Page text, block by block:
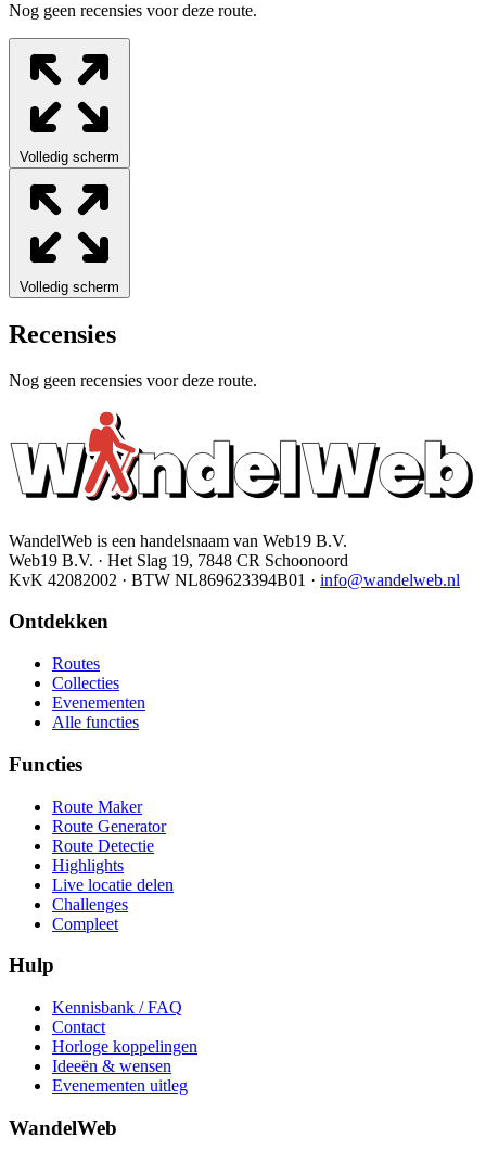
Nog geen recensies voor deze route.
Volledig scherm
Volledig scherm
Recensies
Nog geen recensies voor deze route.
WandelWeb is een handelsnaam van Web19 B.V.
Web19 B.V. · Het Slag 19, 7848 CR Schoonoord
KvK 42082002 · BTW NL869623394B01 · info@wandelweb.nl
Ontdekken
Routes
Collecties
Evenementen
Alle functies
Functies
Route Maker
Route Generator
Route Detectie
Highlights
Live locatie delen
Challenges
Compleet
Hulp
Kennisbank / FAQ
Contact
Horloge koppelingen
Ideeën & wensen
Evenementen uitleg
WandelWeb